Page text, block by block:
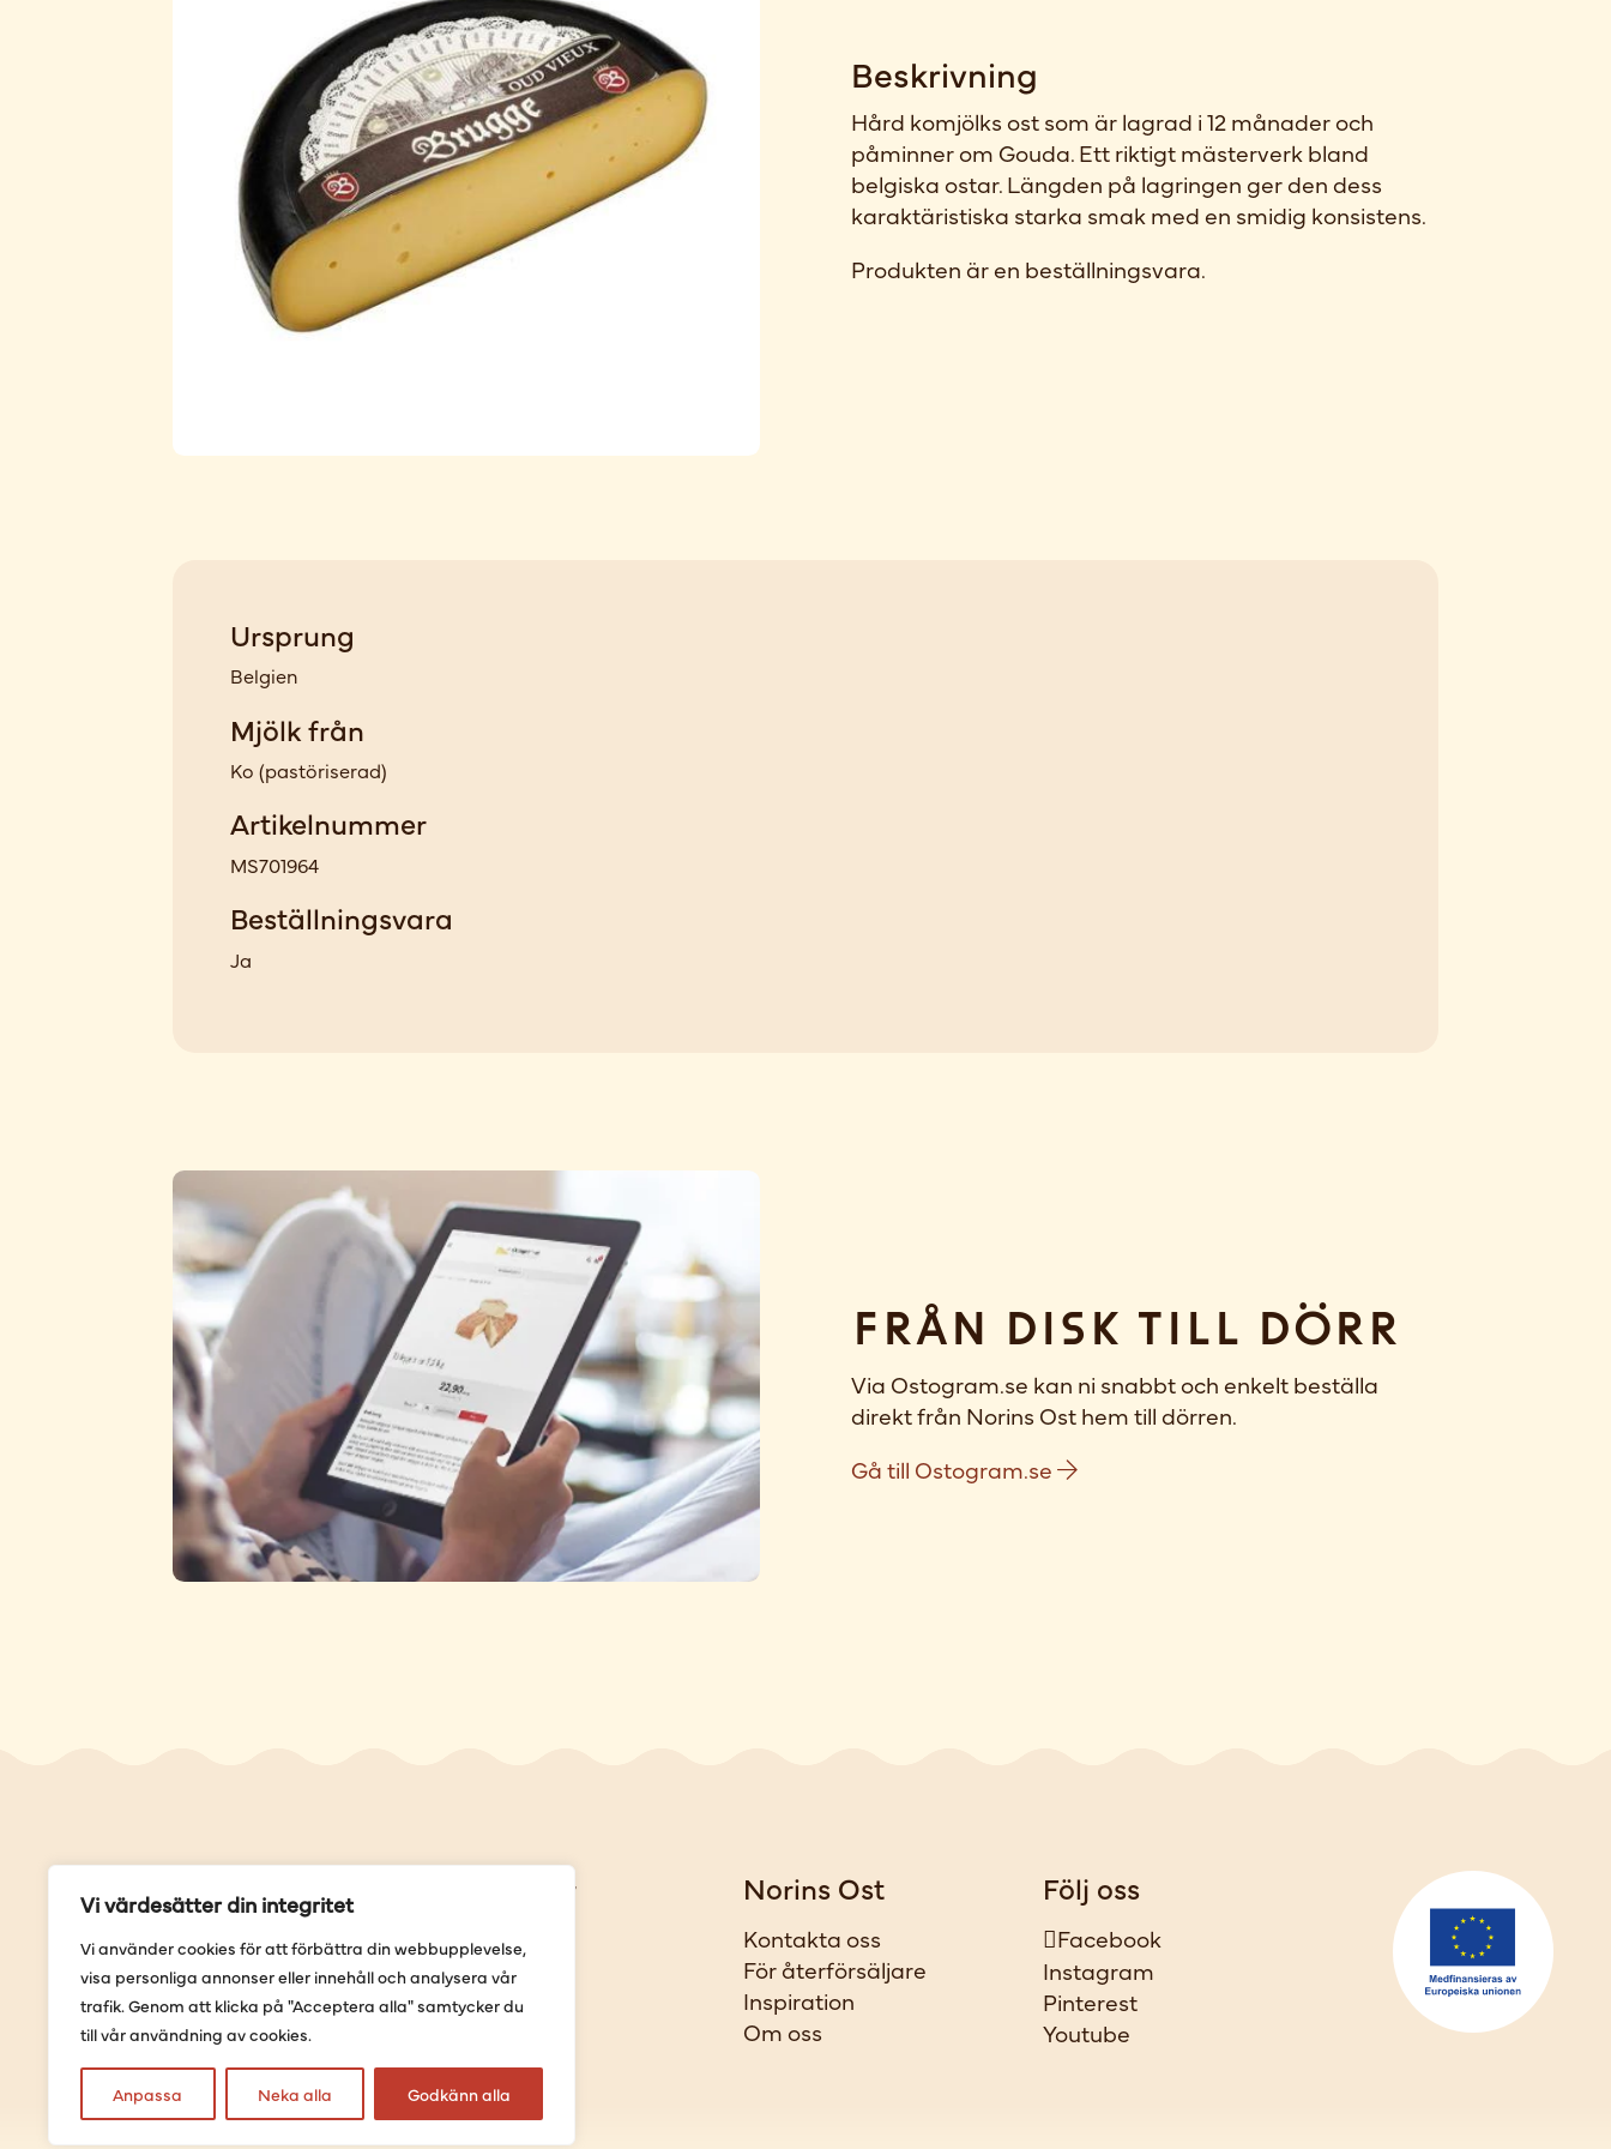
Vi värdesätter din integritet
Vi använder cookies för att förbättra din webbupplevelse,
visa personliga annonser eller innehåll och analysera vår
trafik. Genom att klicka på "Acceptera alla" samtycker du
till vår användning av cookies.
Anpassa Neka alla Godkänn alla
Beskrivning
Hård komjölks ost som är lagrad i 12 månader och
påminner om Gouda. Ett riktigt mästerverk bland
belgiska ostar. Längden på lagringen ger den dess
karaktäristiska starka smak med en smidig konsistens.
Produkten är en beställningsvara.
Ursprung
Belgien
Mjölk från
Ko (pastöriserad)
Artikelnummer
MS701964
Beställningsvara
Ja
Från disk till dörr
Via Ostogram.se kan ni snabbt och enkelt beställa
direkt från Norins Ost hem till dörren.
Gå till Ostogram.se
Genvägar
Våra butiker
Sortiment
Provningar
Norins Ost
Kontakta oss
För återförsäljare
Inspiration
Om oss
Följ oss
Facebook
Instagram
Pinterest
Youtube